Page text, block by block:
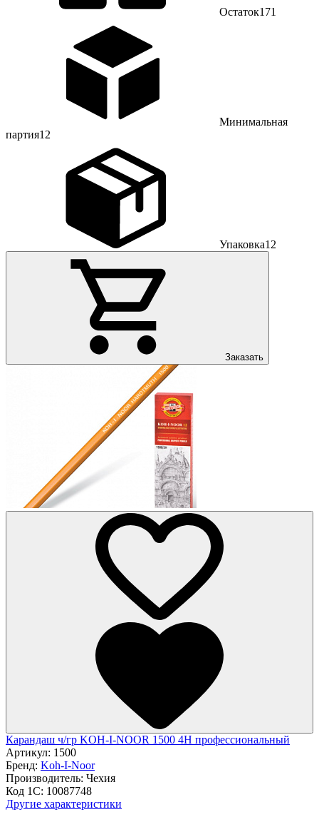
Остаток171
Минимальная
партия12
Упаковка12
Заказать
Карандаш ч/гр KOH-I-NOOR 1500 4H профессиональный
Артикул: 1500
Бренд: Koh-I-Noor
Производитель: Чехия
Код 1С: 10087748
Другие характеристики